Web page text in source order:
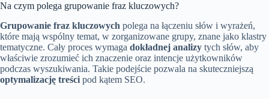
Na czym polega grupowanie fraz kluczowych?
Grupowanie fraz kluczowych polega na łączeniu słów i wyrażeń,
które mają wspólny temat, w zorganizowane grupy, znane jako klastry
tematyczne. Cały proces wymaga dokładnej analizy tych słów, aby
właściwie zrozumieć ich znaczenie oraz intencje użytkowników
podczas wyszukiwania. Takie podejście pozwala na skuteczniejszą
optymalizację treści pod kątem SEO.